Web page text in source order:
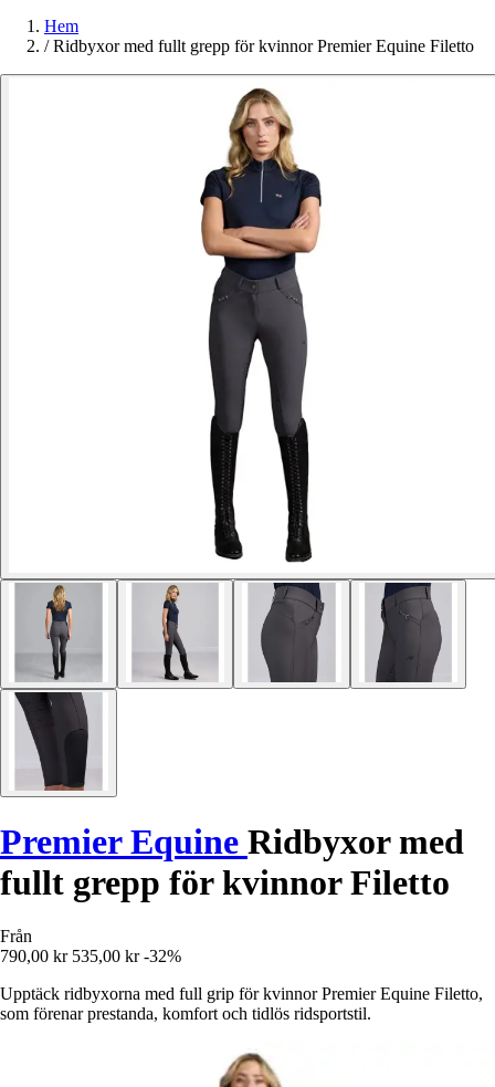
Hem
/ Ridbyxor med fullt grepp för kvinnor Premier Equine Filetto
Premier Equine Ridbyxor med
fullt grepp för kvinnor Filetto
Från
790,00 kr 535,00 kr -32%
Upptäck ridbyxorna med full grip för kvinnor Premier Equine Filetto,
som förenar prestanda, komfort och tidlös ridsportstil.